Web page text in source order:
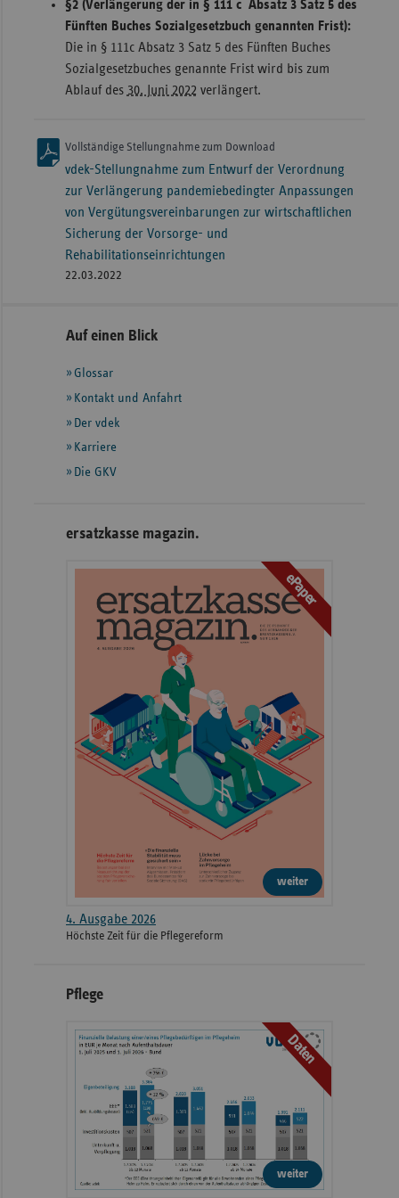
§2 (Verlängerung der in § 111 c Absatz 3 Satz 5 des
Fünften Buches Sozialgesetzbuch genannten Frist):
Die in § 111c Absatz 3 Satz 5 des Fünften Buches
Sozialgesetzbuches genannte Frist wird bis zum
Ablauf des 30. Juni 2022 verlängert.
Vollständige Stellungnahme zum Download
vdek-Stellungnahme zum Entwurf der Verordnung
zur Verlängerung pandemiebedingter Anpassungen
von Vergütungsvereinbarungen zur wirtschaftlichen
Sicherung der Vorsorge- und
Rehabilitationseinrichtungen
22.03.2022
Seitennavigation
Seitenleiste
weiteren
Informationen
Auf einen Blick
Glossar
Kontakt und Anfahrt
Der vdek
Karriere
Die GKV
ersatzkasse magazin.
ePaper
weiter
4. Ausgabe 2026
Höchste Zeit für die Pflegereform
Pflege
Daten
weiter